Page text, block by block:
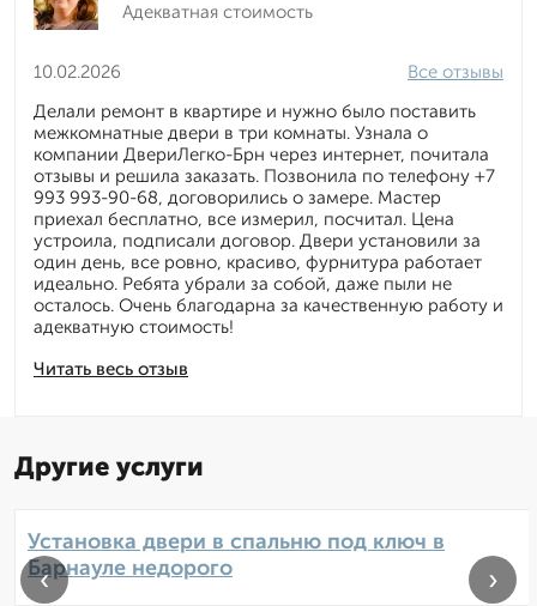
Адекватная стоимость
10.02.2026
Читать весь отзыв
Все отзывы
Делали ремонт в квартире и нужно было поставить
межкомнатные двери в три комнаты. Узнала о
компании ДвериЛегко-Брн через интернет, почитала
отзывы и решила заказать. Позвонила по телефону +7
993 993-90-68, договорились о замере. Мастер
приехал бесплатно, все измерил, посчитал. Цена
устроила, подписали договор. Двери установили за
один день, все ровно, красиво, фурнитура работает
идеально. Ребята убрали за собой, даже пыли не
осталось. Очень благодарна за качественную работу и
адекватную стоимость!
Другие услуги
Установка двери в спальню под ключ в
Барнауле недорого
‹ ›